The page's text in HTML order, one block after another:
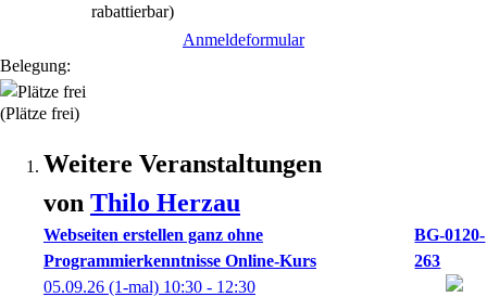
rabattierbar)
Anmeldeformular
Belegung:
(Plätze frei)
Weitere Veranstaltungen
von Thilo Herzau
Webseiten erstellen ganz ohne
Programmierkenntnisse Online-Kurs
BG-0120-
263
05.09.26 (1-mal) 10:30 - 12:30